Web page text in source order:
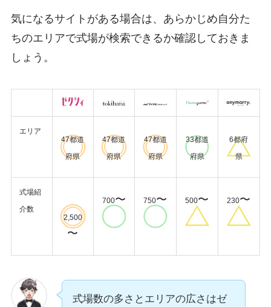
気になるサイトがある場合は、あらかじめ自分た
ちのエリアで式場が検索できるか確認しておきま
しょう。
エリア
47都道
府県
47都道
府県
47都道
府県
33都道
府県
6都府
県
式場紹
介数
2,500
〜
700〜 750〜 500〜 230〜
式場数の多さとエリアの広さはゼ